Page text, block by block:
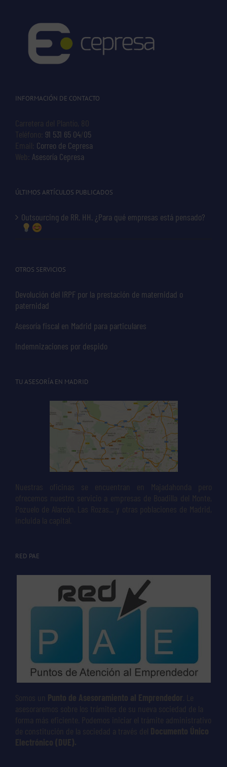
INFORMACIÓN DE CONTACTO
Carretera del Plantío, 80
Teléfono: 91 531 65 04 05
Email: Correo de Cepresa
Web: Asesoría Cepresa
ÚLTIMOS ARTÍCULOS PUBLICADOS
Outsourcing de RR. HH. ¿Para qué empresas está pensado?
OTROS SERVICIOS
Devolución del IRPF por la prestación de maternidad o
paternidad
Asesoría fiscal en Madrid para particulares
Indemnizaciones por despido
TU ASESORÍA EN MADRID
Nuestras oficinas se encuentran en Majadahonda pero
ofrecemos nuestro servicio a empresas de Boadilla del Monte,
Pozuelo de Alarcón, Las Rozas... y otras poblaciones de Madrid,
incluida la capital.
RED PAE
Somos un Punto de Asesoramiento al Emprendedor . Le
asesoraremos sobre los trámites de su nueva sociedad de la
forma más eficiente. Podemos iniciar el trámite administrativo
de constitución de la sociedad a través del Documento Único
Electrónico (DUE).